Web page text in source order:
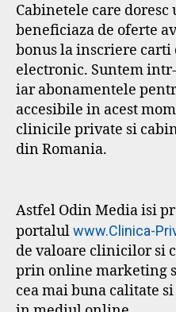
Cabinetele care
beneficiaza de oferte
bonus la inscriere
electronic. Suntem
iar abonamentele
accesibile in acest
clinicile private si
din Romania.
Astfel Odin Media isi
portalulwww.Clinica-
de valoare clinicilor si
prin online marketing
cea mai buna calitate